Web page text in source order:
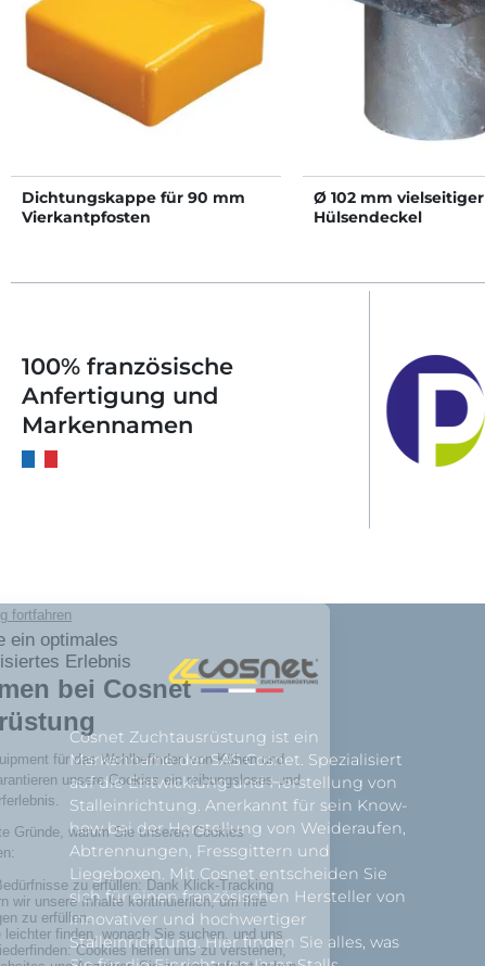
Dichtungskappe für 90 mm
Vierkantpfosten
Ø 102 mm vielseitiger
Hülsendeckel
100% französische
Anfertigung und
Markennamen
Cosnet Zuchtausrüstung ist ein
Markenname der SAS Cosnet. Spezialisiert
auf die Entwicklung und Herstellung von
Stalleinrichtung. Anerkannt für sein Know-
how bei der Herstellung von Weideraufen,
Abtrennungen, Fressgittern und
Liegeboxen. Mit Cosnet entscheiden Sie
sich für einen französischen Hersteller von
innovativer und hochwertiger
Stalleinrichtung. Hier finden Sie alles, was